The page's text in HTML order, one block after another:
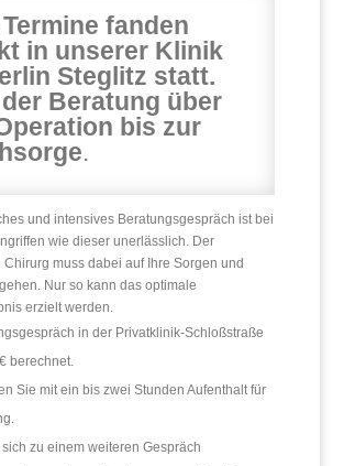
fanden
in unserer Klinik
Steglitz statt.
Beratung über
bis zur
.
und intensives Beratungsgespräch ist bei
wie dieser unerlässlich. Der
Chirurg muss dabei auf Ihre Sorgen und
Nur so kann das optimale
erzielt werden.
in der Privatklinik-Schloßstraße
berechnet.
Sie mit ein bis zwei Stunden Aufenthalt für
zu einem weiteren Gespräch